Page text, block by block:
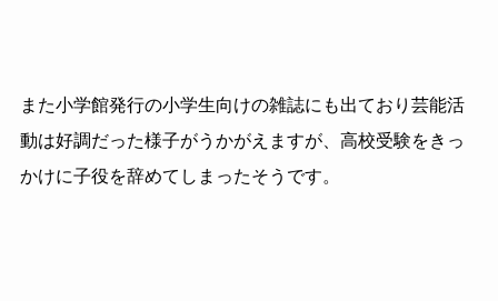
また小学館発行の小学生向けの雑誌にも出ており芸能活
動は好調だった様子がうかがえますが、高校受験をきっ
かけに子役を辞めてしまったそうです。